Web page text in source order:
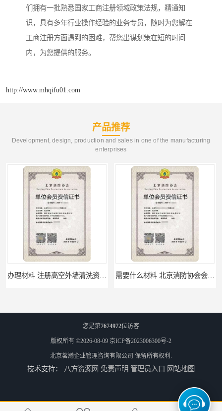
们拥有一批熟悉国家工商注册领域政策法规，精通知
识，具有多年行业操作经验的业务专员，随时为您解在
工商注册方面遇到的困难，帮您出谋划策在短的时间
内，为您提供的服务。
http://www.mhqifu01.com
产品推荐
Development, design, production and sales in one of the manufacturing
enterprises
办理材料 注册高空外墙清洗资质所需材料 需要什么材料 北京消防协会会员证有什么要求
材料攻略 注册北京消防协会资质的资料 全国都可以 北京消防协会会员证申请手续
您是第7674972位访客
版权所有 ©2026-08-09 京ICP备2023006300号-2
北京茗瀚企业管理咨询有限公司 保留所有权利.
技术支持： 八方资源网 免责声明 管理员入口 网站地图